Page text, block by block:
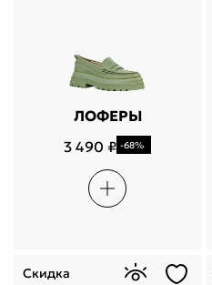
ЛОФЕРЫ
3 490 ₽ -68%
Скидка